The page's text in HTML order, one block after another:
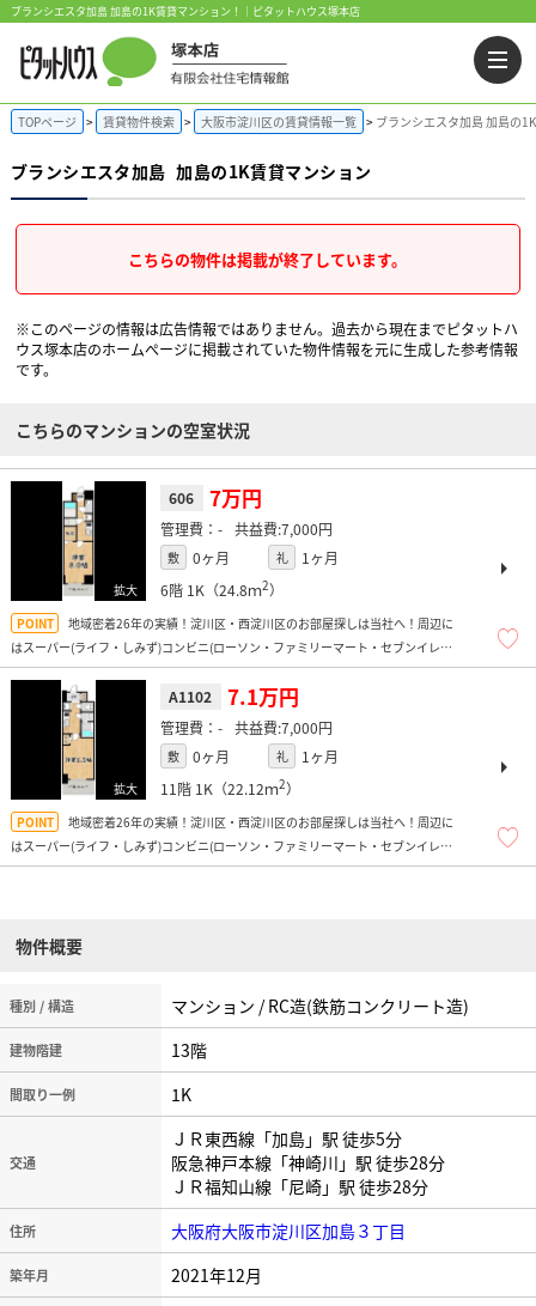
ブランシエスタ加島 加島の1K賃貸マンション！｜ピタットハウス塚本店
TOPページ 賃貸物件検索 大阪市淀川区の賃貸情報一覧 ブランシエスタ加島 加島の
ブランシエスタ加島 加島の1K賃貸マンション
こちらの物件は掲載が終了しています。
※このページの情報は広告情報ではありません。過去から現在までピタットハ
ウス塚本店のホームぺージに掲載されていた物件情報を元に生成した参考情報
です。
こちらのマンションの空室状況
606 7万円
- 7,000円
敷 0ヶ月 礼
1ヶ月
6階 1K（24.8ｍ2）
地域密着26年の実績！淀川区・西淀川区のお部屋探しは当社へ！周辺に
はスーパー(ライフ・しみず)コンビニ(ローソン・ファミリーマート・セブンイレブ
ン)ドラッグストア(ウェルシア)などがあり便利な環境です！
A1102 7.1万円
- 7,000円
敷 0ヶ月 礼
1ヶ月
11階 1K（22.12ｍ2）
地域密着26年の実績！淀川区・西淀川区のお部屋探しは当社へ！周辺に
はスーパー(ライフ・しみず)コンビニ(ローソン・ファミリーマート・セブンイレブ
ン)ドラッグストア(ウェルシア)などがあり便利な環境です！
物件概要
種別 / 構造 マンション / RC造(鉄筋コンクリート造)
建物階建 13階
間取り一例 1K
交通
ＪＲ東西線「加島」駅 徒歩5分
阪急神戸本線「神崎川」駅 徒歩28分
ＪＲ福知山線「尼崎」駅 徒歩28分
住所 大阪府大阪市淀川区加島３丁目
築年月 2021年12月